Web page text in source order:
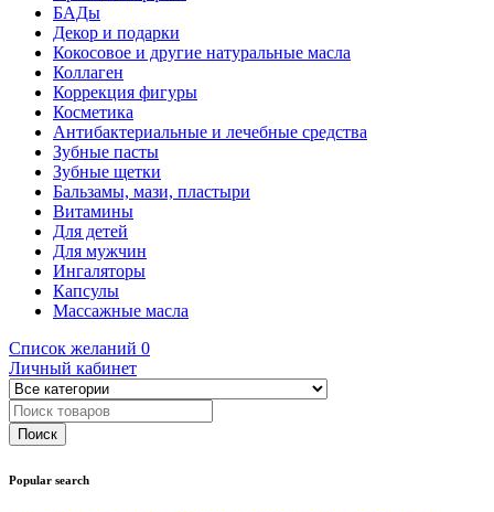
БАДы
Декор и подарки
Кокосовое и другие натуральные масла
Коллаген
Коррекция фигуры
Косметика
Антибактериальные и лечебные средства
Зубные пасты
Зубные щетки
Бальзамы, мази, пластыри
Витамины
Для детей
Для мужчин
Ингаляторы
Капсулы
Массажные масла
Список желаний 0
Личный кабинет
Popular search